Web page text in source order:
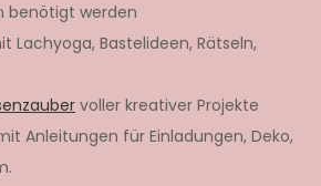
benötigt werden
Lachyoga, Bastelideen, Rätseln,
voller kreativer Projekte
Anleitungen für Einladungen, Deko,